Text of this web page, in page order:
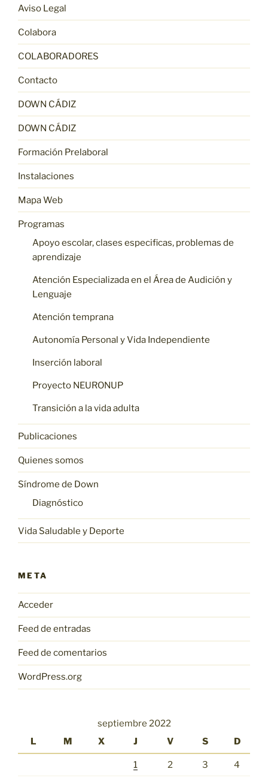
Aviso Legal
Colabora
COLABORADORES
Contacto
DOWN CÁDIZ
DOWN CÁDIZ
Formación Prelaboral
Instalaciones
Mapa Web
Programas
Apoyo escolar, clases especificas, problemas de
aprendizaje
Atención Especializada en el Área de Audición y
Lenguaje
Atención temprana
Autonomía Personal y Vida Independiente
Inserción laboral
Proyecto NEURONUP
Transición a la vida adulta
Publicaciones
Quienes somos
Síndrome de Down
Diagnóstico
Vida Saludable y Deporte
META
Acceder
Feed de entradas
Feed de comentarios
WordPress.org
septiembre 2022
L
M X J V S D
1 2 3 4